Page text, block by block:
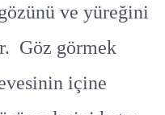
ve yüreğini
Göz görmek
içine